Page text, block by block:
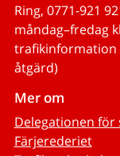
Ring, 0771-921
måndag–fredag
trafikinformation
åtgärd)
Mer om
Delegationen
Färjerederiet